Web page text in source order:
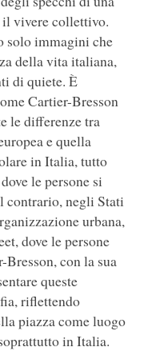
il vivere collettivo.
solo immagini che
della vita italiana,
di quiete. È
Cartier-Bresson
le differenze tra
e quella
in Italia, tutto
le persone si
contrario, negli Stati
urbana,
dove le persone
Bresson, con la sua
queste
riflettendo
piazza come luogo
in Italia.